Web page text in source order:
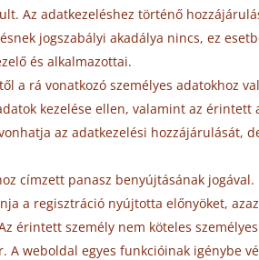
Az adatkezeléshez történő
jogszabályi akadálya nincs, ez
és alkalmazottai.
a rá vonatkozó személyes adatokhoz
kezelése ellen, valamint az
az adatkezelési hozzájárulását,
címzett panasz benyújtásának jogával.
a regisztráció nyújtotta előnyöket,
érintett személy nem köteles
A weboldal egyes funkcióinak igénybe